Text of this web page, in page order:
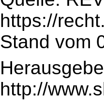
https://
Stand vom
http://